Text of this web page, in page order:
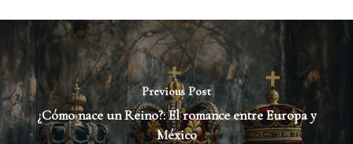
Previous Post
¿Cómo nace un Reino?: El romance entre Europa y
México